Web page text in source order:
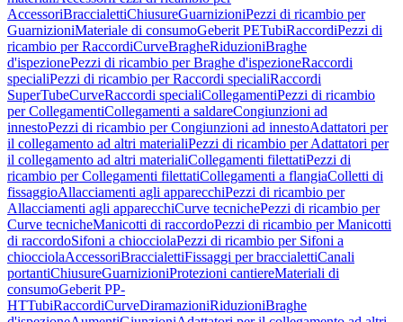
AccessoriBraccialettiChiusureGuarnizioniPezzi di ricambio per
GuarnizioniMateriale di consumoGeberit PETubiRaccordiPezzi di
ricambio per RaccordiCurveBragheRiduzioniBraghe
d'ispezionePezzi di ricambio per Braghe d'ispezioneRaccordi
specialiPezzi di ricambio per Raccordi specialiRaccordi
SuperTubeCurveRaccordi specialiCollegamentiPezzi di ricambio
per CollegamentiCollegamenti a saldareCongiunzioni ad
innestoPezzi di ricambio per Congiunzioni ad innestoAdattatori per
il collegamento ad altri materialiPezzi di ricambio per Adattatori per
il collegamento ad altri materialiCollegamenti filettatiPezzi di
ricambio per Collegamenti filettatiCollegamenti a flangiaColletti di
fissaggioAllacciamenti agli apparecchiPezzi di ricambio per
Allacciamenti agli apparecchiCurve tecnichePezzi di ricambio per
Curve tecnicheManicotti di raccordoPezzi di ricambio per Manicotti
di raccordoSifoni a chiocciolaPezzi di ricambio per Sifoni a
chiocciolaAccessoriBraccialettiFissaggi per braccialettiCanali
portantiChiusureGuarnizioniProtezioni cantiereMateriali di
consumoGeberit PP-
HTTubiRaccordiCurveDiramazioniRiduzioniBraghe